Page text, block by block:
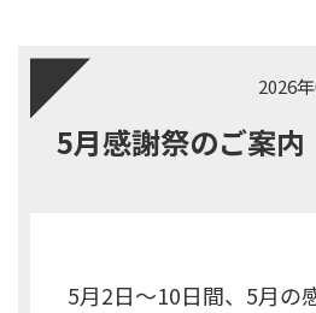
2026
5月感謝祭のご案内
5月2日～10日間、5月の